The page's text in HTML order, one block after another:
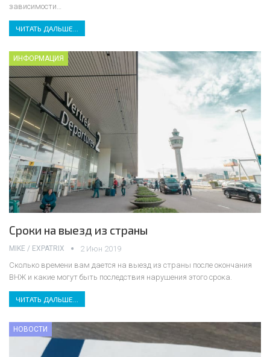
зависимости…
ЧИТАТЬ ДАЛЬШЕ...
ИНФОРМАЦИЯ
Сроки на выезд из страны
MIKE / EXPATRIX
2 Июн 2019
Сколько времени вам дается на выезд из страны после окончания
ВНЖ и какие могут быть последствия нарушения этого срока.
ЧИТАТЬ ДАЛЬШЕ...
НОВОСТИ